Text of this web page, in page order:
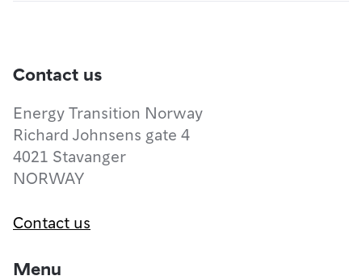
Contact us
Energy Transition Norway
Richard Johnsens gate 4
4021 Stavanger
NORWAY
Contact us
Menu